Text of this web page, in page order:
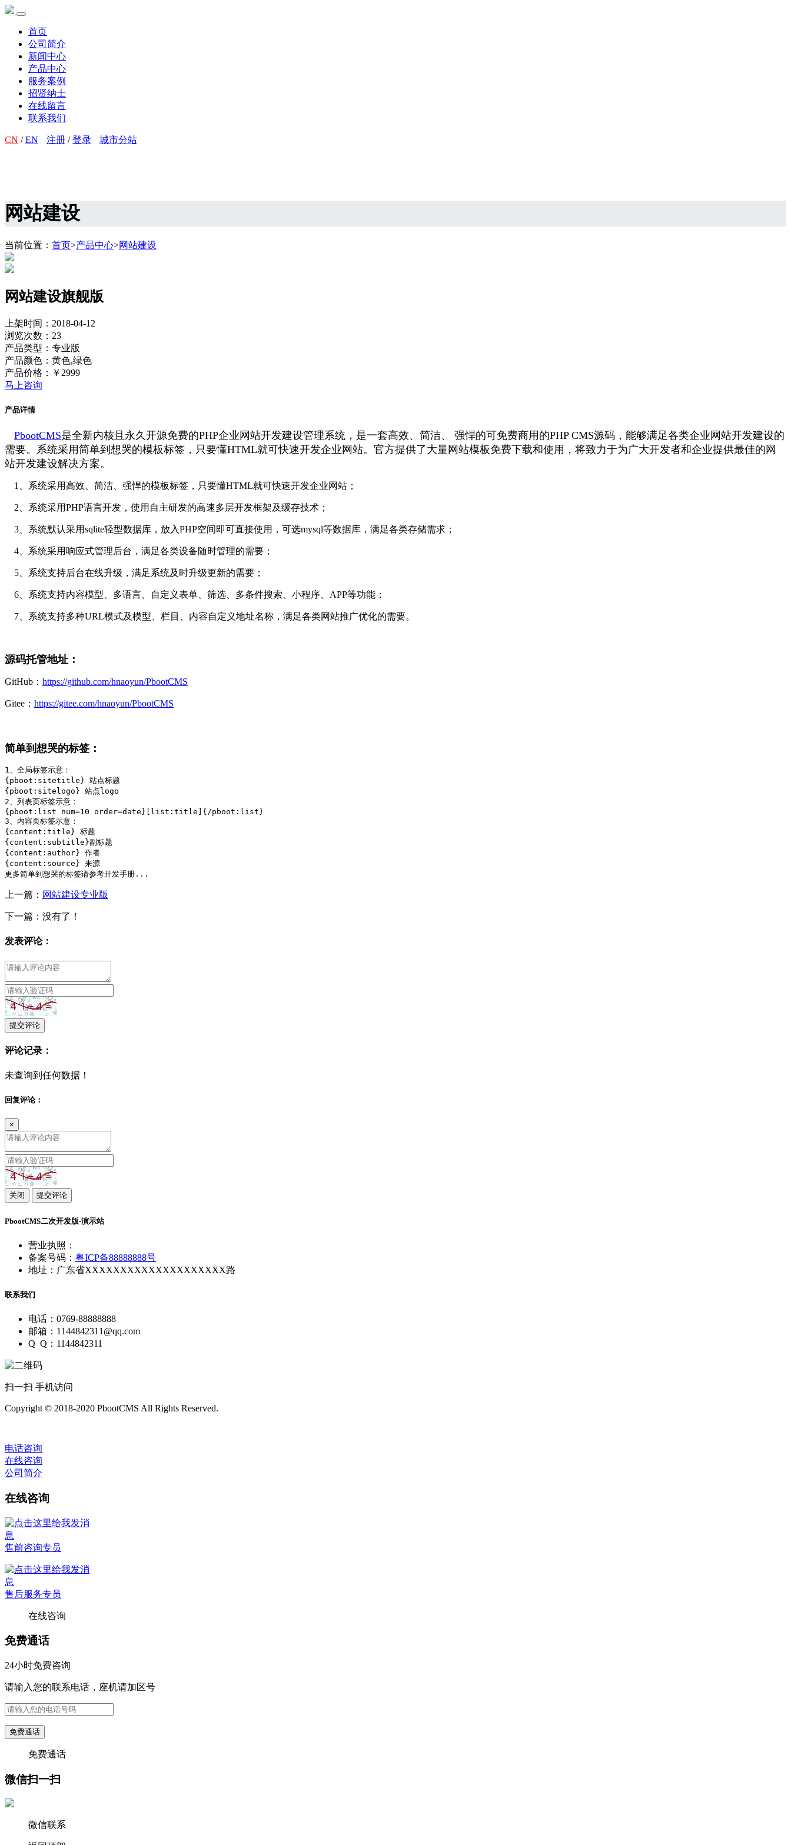
首页
公司简介
新闻中心
产品中心
服务案例
招贤纳士
在线留言
联系我们
CN /EN 注册 /登录 城市分站
网站建设
当前位置： 首页>产品中心>网站建设
网站建设旗舰版
上架时间：2018-04-12
浏览次数：23
产品类型：专业版
产品颜色：黄色,绿色
产品价格：￥2999
马上咨询
产品详情
PbootCMS是全新内核且永久开源免费的PHP企业网站开发建设管理系统，是一套高效、简洁、 强悍的可免费商用的PHP CMS源码，能够满足各类企业网站开发建设的
需要。系统采用简单到想哭的模板标签，只要懂HTML就可快速开发企业网站。官方提供了大量网站模板免费下载和使用，将致力于为广大开发者和企业提供最佳的网
站开发建设解决方案。
1、系统采用高效、简洁、强悍的模板标签，只要懂HTML就可快速开发企业网站；
2、系统采用PHP语言开发，使用自主研发的高速多层开发框架及缓存技术；
3、系统默认采用sqlite轻型数据库，放入PHP空间即可直接使用，可选mysql等数据库，满足各类存储需求；
4、系统采用响应式管理后台，满足各类设备随时管理的需要；
5、系统支持后台在线升级，满足系统及时升级更新的需要；
6、系统支持内容模型、多语言、自定义表单、筛选、多条件搜索、小程序、APP等功能；
7、系统支持多种URL模式及模型、栏目、内容自定义地址名称，满足各类网站推广优化的需要。
源码托管地址：
GitHub： https://github.com/hnaoyun/PbootCMS
Gitee： https://gitee.com/hnaoyun/PbootCMS
简单到想哭的标签：
1、全局标签示意：
{pboot:sitetitle} 站点标题
{pboot:sitelogo} 站点logo
2、列表页标签示意：
{pboot:list num=10 order=date}[list:title]{/pboot:list}
3、内容页标签示意：
{content:title} 标题
{content:subtitle}副标题
{content:author} 作者
{content:source} 来源
更多简单到想哭的标签请参考开发手册...
上一篇： 网站建设专业版
下一篇：没有了！
发表评论：
提交评论
评论记录：
未查询到任何数据！
回复评论：
×
关闭 提交评论
PbootCMS二次开发版-演示站
营业执照：
备案号码： 粤ICP备88888888号
地址：广东省XXXXXXXXXXXXXXXXXXXX路
联系我们
电话：0769-88888888
邮箱：1144842311@qq.com
Q Q：1144842311
扫一扫 手机访问
Copyright © 2018-2020 PbootCMS All Rights Reserved.
电话咨询
在线咨询
公司简介
在线咨询
售前咨询专员
售后服务专员
在线咨询
免费通话
24小时免费咨询
请输入您的联系电话，座机请加区号
免费通话
免费通话
微信扫一扫
微信联系